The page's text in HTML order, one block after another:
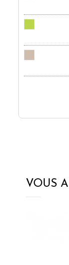
VOUS